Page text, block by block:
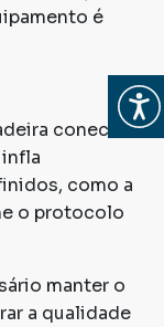
é
conectada
como a
o protocolo
manter o
a qualidade